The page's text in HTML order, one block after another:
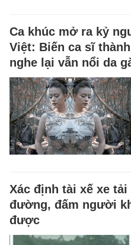
Ca khúc mở ra kỷ
Việt: Biến ca sĩ
nghe lại vẫn nổi da
Xác định tài xế xe
đường, đấm người
được